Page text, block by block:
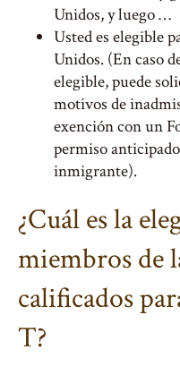
Unidos, y luego …
Usted es elegible
Unidos. (En caso
elegible, puede
motivos de
exención con un
permiso
inmigrante).
¿Cuál es la
miembros de
calificados
T?